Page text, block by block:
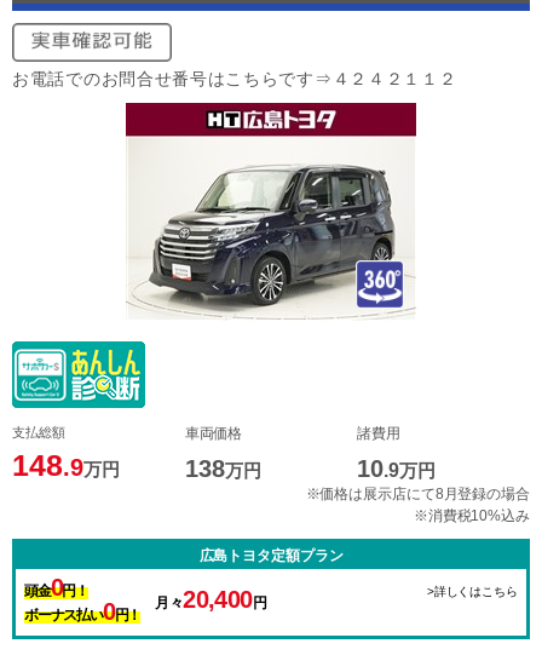
お電話でのお問合せ番号はこちらです⇒４２４２１１２
支払総額
148.9万円
車両価格
138万円
諸費用
10.9万円
※価格は展示店にて8月登録の場合
※消費税10%込み
広島トヨタ定額プラン
頭金0円！
ボーナス払い0円！
月々20,400円
>詳しくはこちら